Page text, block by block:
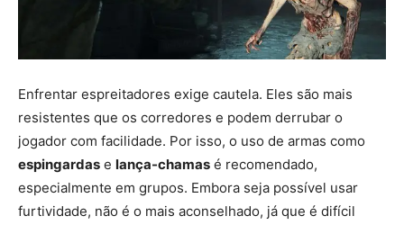
Enfrentar espreitadores exige cautela. Eles são mais
resistentes que os corredores e podem derrubar o
jogador com facilidade. Por isso, o uso de armas como
espingardas e lança-chamas é recomendado,
especialmente em grupos. Embora seja possível usar
furtividade, não é o mais aconselhado, já que é difícil